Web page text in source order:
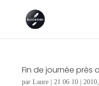
Fin de journée près
par Laure| 21 06 10| 2010,